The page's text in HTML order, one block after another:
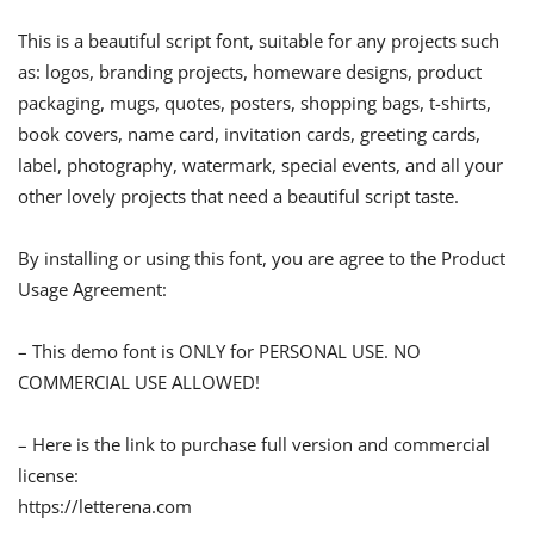
This is a beautiful script font, suitable for any projects such
as: logos, branding projects, homeware designs, product
packaging, mugs, quotes, posters, shopping bags, t-shirts,
book covers, name card, invitation cards, greeting cards,
label, photography, watermark, special events, and all your
other lovely projects that need a beautiful script taste.
By installing or using this font, you are agree to the Product
Usage Agreement:
– This demo font is ONLY for PERSONAL USE. NO
COMMERCIAL USE ALLOWED!
– Here is the link to purchase full version and commercial
license:
https://letterena.com